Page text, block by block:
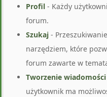
Profil - Każdy
forum.
Szukaj -
narzędziem, które
forum zawarte w
Tworzenie wiadomości
użytkownik ma